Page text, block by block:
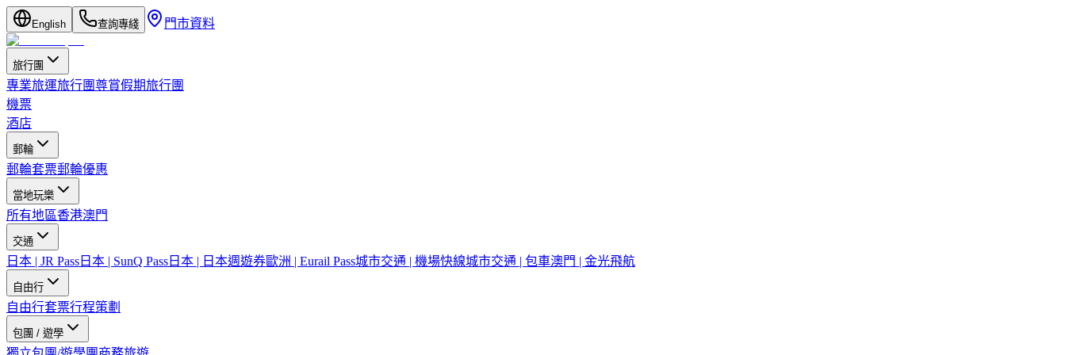
English 查詢專綫 門市資料
旅行團
專業旅運旅行團尊賞假期旅行團
機票
酒店
郵輪
郵輪套票郵輪優惠
當地玩樂
所有地區香港澳門
交通
日本 | JR Pass 日本 | SunQ Pass 日本 | 日本週遊券歐洲 | Eurail Pass城市交通 | 機場快線城市交通 | 包車澳門 | 金光飛航
自由行
自由行套票行程策劃
包團 / 遊學